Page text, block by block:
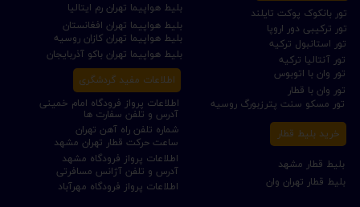
تور ترکیبی دور اروپا بلیط هواپیما تهران افغانستان
بلیط قطار تهران وان
بلیط قطار مشهد
بلیط هواپیما تهران رم ایتالیا
اطلاعات پرواز فرودگاه امام خمینی
بلیط هواپیما تهران باکو آذربایجان
بلیط هواپیما تهران کازان روسیه
تور آنتالیا ترکیه
تور استانبول ترکیه
تور مسکو سنت پترزبورگ روسیه
تور وان با قطار
تور بانکوک پوکت تایلند
تور وان با اتوبوس
ساعت حرکت قطار تهران مشهد
خرید بلیط قطار شماره تلفن راه آهن تهران
اطلاعات پرواز فرودگاه مهرآباد
اطلاعات پرواز فرودگاه مشهد
آدرس و تلفن سفارت ها
آدرس و تلفن آژانس مسافرتی
اطلاعات مفید گردشگری